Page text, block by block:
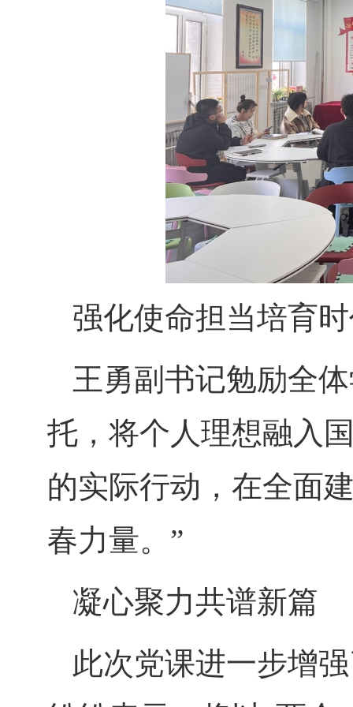
强化使命担当培育
王勇副书记勉励全
托，将个人理想融入
的实际行动，在全面
春力量。”
凝心聚力共谱新篇
此次党课进一步增